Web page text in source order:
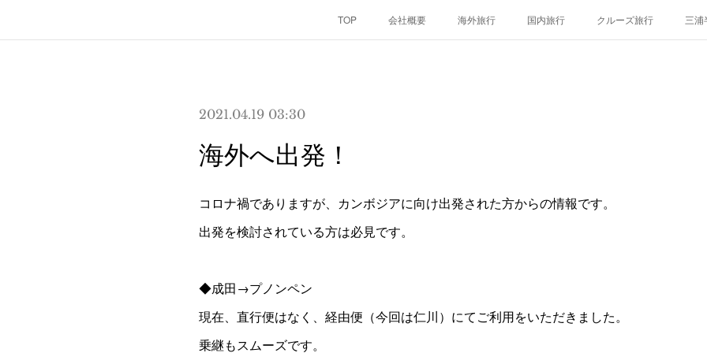
TOP 会社概要 海外旅行 国内旅行 クルーズ旅行 三浦
2021.04.19 03:30
海外へ出発！
コロナ禍でありますが、カンボジアに向け出発された方からの情報です。
出発を検討されている方は必見です。
◆成田→プノンペン
現在、直行便はなく、経由便（今回は仁川）にてご利用をいただきました。
乗継もスムーズです。